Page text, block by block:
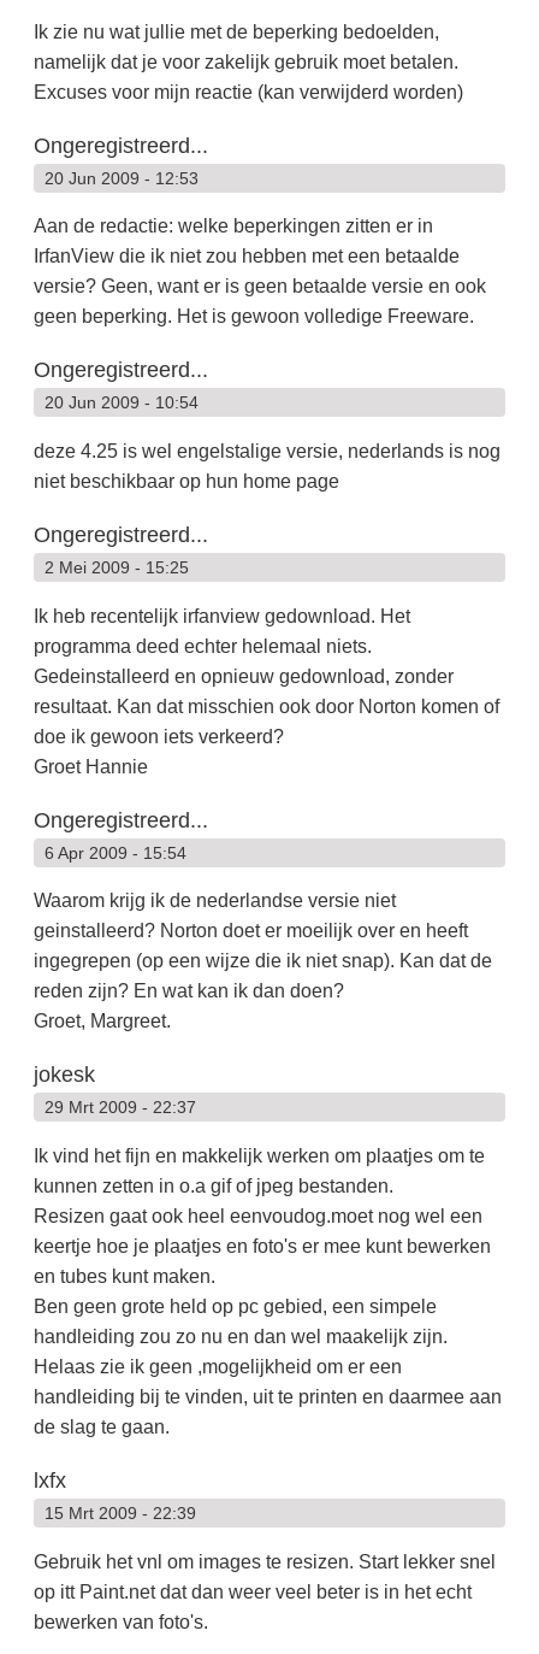
Ik zie nu wat jullie met de beperking bedoelden,
namelijk dat je voor zakelijk gebruik moet betalen.
Excuses voor mijn reactie (kan verwijderd worden)
Ongeregistreerd...
20 Jun 2009 - 12:53
Aan de redactie: welke beperkingen zitten er in
IrfanView die ik niet zou hebben met een betaalde
versie? Geen, want er is geen betaalde versie en ook
geen beperking. Het is gewoon volledige Freeware.
Ongeregistreerd...
20 Jun 2009 - 10:54
deze 4.25 is wel engelstalige versie, nederlands is nog
niet beschikbaar op hun home page
Ongeregistreerd...
2 Mei 2009 - 15:25
Ik heb recentelijk irfanview gedownload. Het
programma deed echter helemaal niets.
Gedeinstalleerd en opnieuw gedownload, zonder
resultaat. Kan dat misschien ook door Norton komen of
doe ik gewoon iets verkeerd?
Groet Hannie
Ongeregistreerd...
6 Apr 2009 - 15:54
Waarom krijg ik de nederlandse versie niet
geinstalleerd? Norton doet er moeilijk over en heeft
ingegrepen (op een wijze die ik niet snap). Kan dat de
reden zijn? En wat kan ik dan doen?
Groet, Margreet.
jokesk
29 Mrt 2009 - 22:37
Ik vind het fijn en makkelijk werken om plaatjes om te
kunnen zetten in o.a gif of jpeg bestanden.
Resizen gaat ook heel eenvoudog.moet nog wel een
keertje hoe je plaatjes en foto's er mee kunt bewerken
en tubes kunt maken.
Ben geen grote held op pc gebied, een simpele
handleiding zou zo nu en dan wel maakelijk zijn.
Helaas zie ik geen ,mogelijkheid om er een
handleiding bij te vinden, uit te printen en daarmee aan
de slag te gaan.
lxfx
15 Mrt 2009 - 22:39
Gebruik het vnl om images te resizen. Start lekker snel
op itt Paint.net dat dan weer veel beter is in het echt
bewerken van foto's.